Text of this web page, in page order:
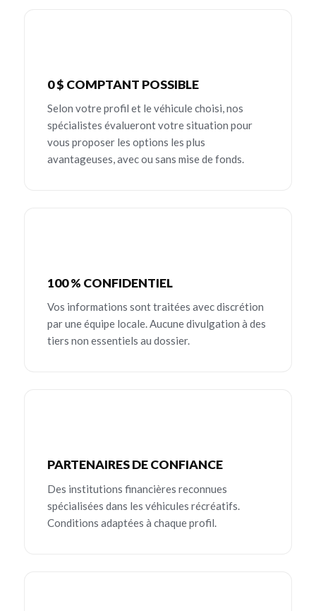
0 $ COMPTANT POSSIBLE
Selon votre profil et le véhicule choisi, nos
spécialistes évalueront votre situation pour
vous proposer les options les plus
avantageuses, avec ou sans mise de fonds.
100 % CONFIDENTIEL
Vos informations sont traitées avec discrétion
par une équipe locale. Aucune divulgation à des
tiers non essentiels au dossier.
PARTENAIRES DE CONFIANCE
Des institutions financières reconnues
spécialisées dans les véhicules récréatifs.
Conditions adaptées à chaque profil.